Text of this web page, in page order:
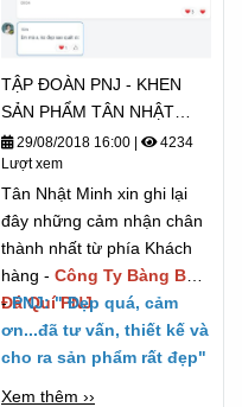
TẬP ĐOÀN PNJ - KHEN
SẢN PHẨM TÂN NHẬT
MINH "ĐẸP QUÁ"
29/08/2018 16:00 |
4234
Lượt xem
Tân Nhật Minh xin ghi lại
đây những cảm nhận chân
thành nhất từ phía Khách
hàng - Công Ty Bàng Bạc
Đá Quí PNJ
-PNJ: " Đẹp quá, cảm
ơn...đã tư vấn, thiết kế và
cho ra sản phẩm rất đẹp"
Xem thêm ››